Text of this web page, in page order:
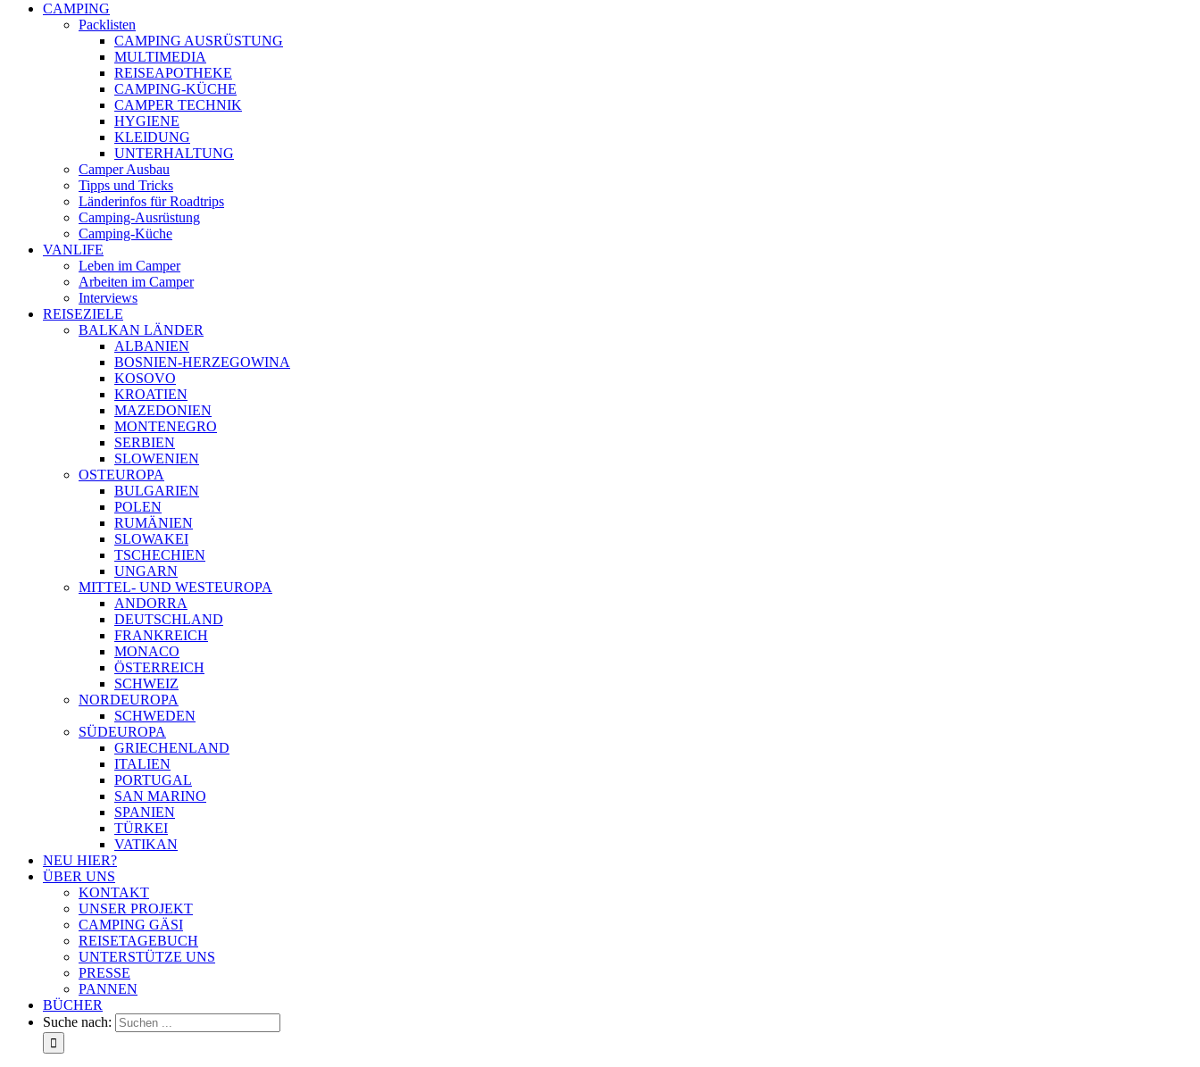
CAMPING
Packlisten
CAMPING AUSRÜSTUNG
MULTIMEDIA
REISEAPOTHEKE
CAMPING-KÜCHE
CAMPER TECHNIK
HYGIENE
KLEIDUNG
UNTERHALTUNG
Camper Ausbau
Tipps und Tricks
Länderinfos für Roadtrips
Camping-Ausrüstung
Camping-Küche
VANLIFE
Leben im Camper
Arbeiten im Camper
Interviews
REISEZIELE
BALKAN LÄNDER
ALBANIEN
BOSNIEN-HERZEGOWINA
KOSOVO
KROATIEN
MAZEDONIEN
MONTENEGRO
SERBIEN
SLOWENIEN
OSTEUROPA
BULGARIEN
POLEN
RUMÄNIEN
SLOWAKEI
TSCHECHIEN
UNGARN
MITTEL- UND WESTEUROPA
ANDORRA
DEUTSCHLAND
FRANKREICH
MONACO
ÖSTERREICH
SCHWEIZ
NORDEUROPA
SCHWEDEN
SÜDEUROPA
GRIECHENLAND
ITALIEN
PORTUGAL
SAN MARINO
SPANIEN
TÜRKEI
VATIKAN
NEU HIER?
ÜBER UNS
KONTAKT
UNSER PROJEKT
CAMPING GÄSI
REISETAGEBUCH
UNTERSTÜTZE UNS
PRESSE
PANNEN
BÜCHER
Suche nach: